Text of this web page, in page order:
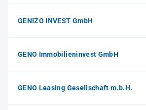
GENIZO INVEST GmbH
GENO Immobilieninvest GmbH
GENO Leasing Gesellschaft m.b.H.